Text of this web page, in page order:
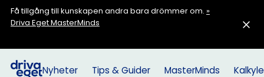
Få tillgång till kunskapen andra bara drömmer om. »
Driva Eget MasterMinds
Nyheter Tips & Guider MasterMinds